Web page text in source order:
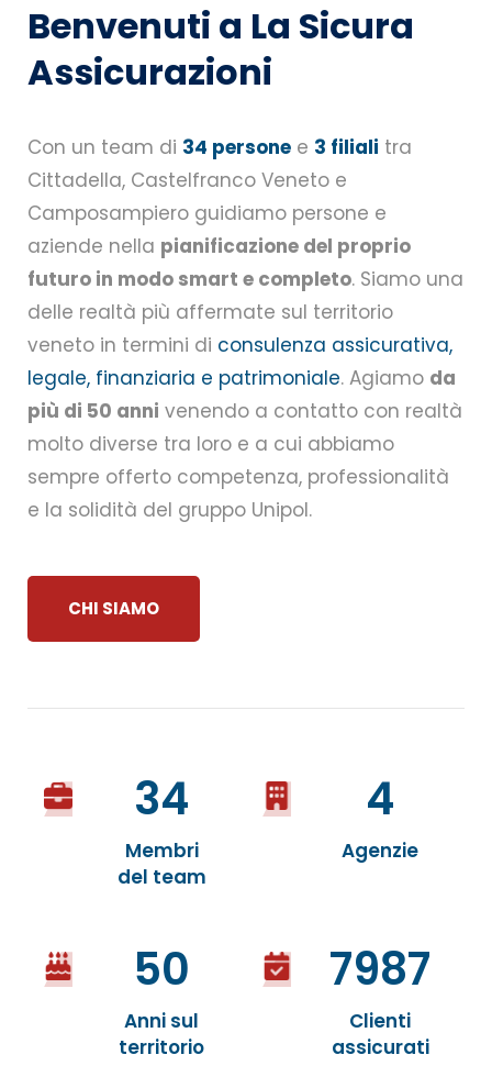
Benvenuti a La Sicura
Assicurazioni
Con un team di 34 persone e 3 filiali tra
Cittadella, Castelfranco Veneto e
Camposampiero guidiamo persone e
aziende nella pianificazione del proprio
futuro in modo smart e completo. Siamo una
delle realtà più affermate sul territorio
veneto in termini di consulenza assicurativa,
legale, finanziaria e patrimoniale. Agiamo da
più di 50 anni venendo a contatto con realtà
molto diverse tra loro e a cui abbiamo
sempre offerto competenza, professionalità
e la solidità del gruppo Unipol.
CHI SIAMO
34
Membri
del team
4
Agenzie
50
Anni sul
territorio
7987
Clienti
assicurati